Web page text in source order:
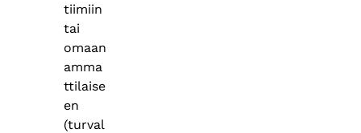
tiimiin
tai
omaan
amma
ttilaise
en
(turval